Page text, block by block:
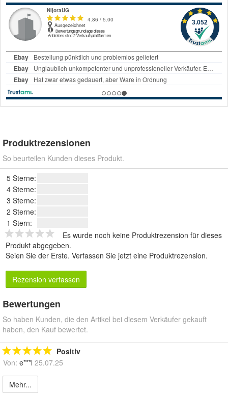
Produktrezensionen
So beurteilen Kunden dieses Produkt.
5 Sterne:
4 Sterne:
3 Sterne:
2 Sterne:
1 Stern:
Es wurde noch keine Produktrezension für dieses
Produkt abgegeben.
Seien Sie der Erste. Verfassen Sie jetzt eine Produktrezension.
Rezension verfassen
Bewertungen
So haben Kunden, die den Artikel bei diesem Verkäufer gekauft
haben, den Kauf bewertet.
Positiv
Von: e***l 25.07.25
Mehr...